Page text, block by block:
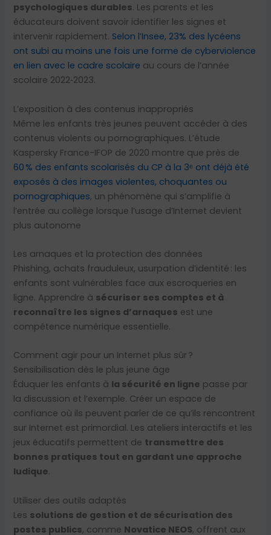
psychologiques durables. Les parents et les
éducateurs doivent savoir identifier les signes et
intervenir rapidement. Selon l’Insee, 23% des lycéens
ont subi au moins une fois une forme de cyberviolence
en lien avec le cadre scolaire au cours de l’année
scolaire 2022‑2023.
L’exposition à des contenus inappropriés
Même les enfants très jeunes peuvent accéder à des
contenus violents ou pornographiques. L’étude
Kaspersky France-IFOP de 2020 montre que près de
60 % des enfants scolarisés du CP à la 3ᵉ ont déjà été
exposés à des images violentes, choquantes ou
pornographiques, un phénomène qui s’amplifie à
l’entrée au collège lorsque l’usage d’Internet devient
plus autonome
Les arnaques et la protection des données
Phishing, achats frauduleux, usurpation d’identité : les
enfants sont vulnérables face aux escroqueries en
ligne. Apprendre à sécuriser ses comptes et à
reconnaître les signes d’arnaques est une
compétence numérique essentielle.
Comment agir pour un Internet plus sûr ?
Sensibilisation dès le plus jeune âge
Éduquer les enfants à la sécurité en ligne passe par
la discussion et l’exemple. Créer un espace de
confiance où ils peuvent parler de ce qu’ils rencontrent
sur Internet est primordial. Les ateliers interactifs et les
jeux éducatifs permettent de transmettre des
bonnes pratiques tout en gardant une approche
ludique.
Utiliser des outils adaptés
Les solutions de gestion et de sécurisation des
postes publics, comme Novatice NEOS, offrent aux